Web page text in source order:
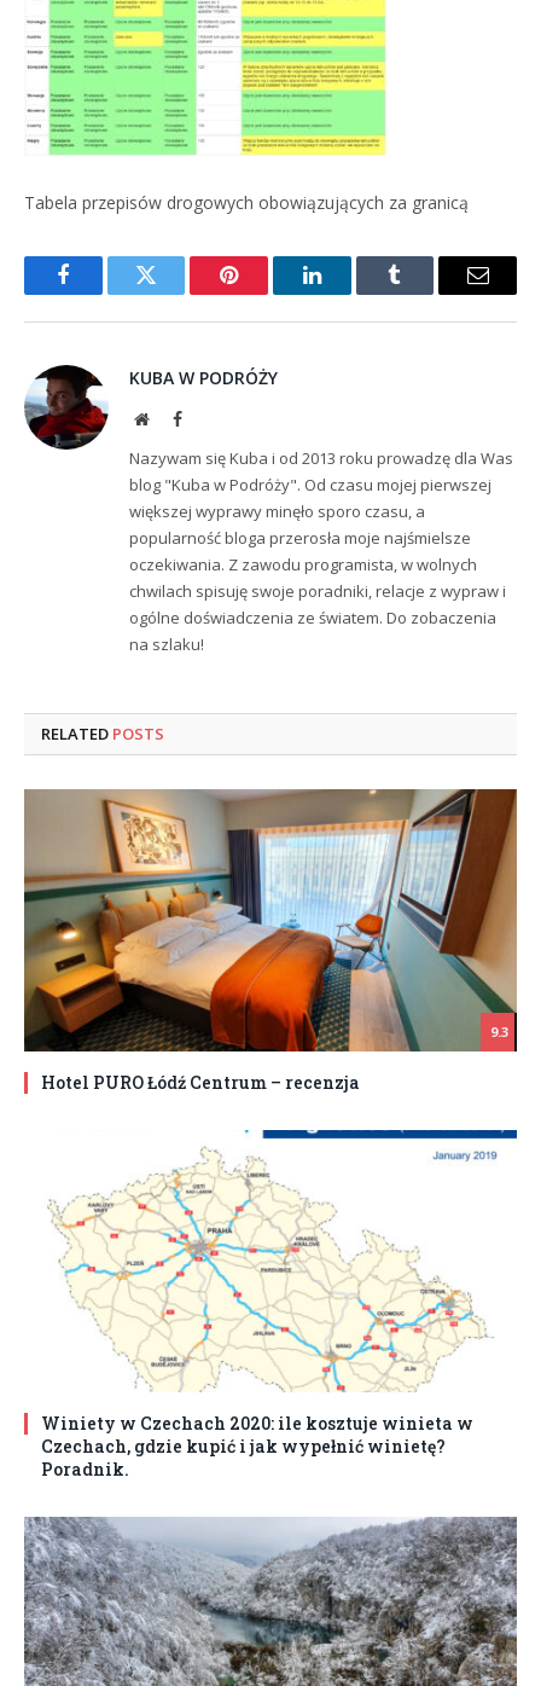
Tabela przepisów drogowych obowiązujących za granicą
FacebookTwitter Pinterest LinkedInTumblr Email
KUBA W PODRÓŻY
WebsiteFacebook
Nazywam się Kuba i od 2013 roku prowadzę dla Was
blog "Kuba w Podróży". Od czasu mojej pierwszej
większej wyprawy minęło sporo czasu, a
popularność bloga przerosła moje najśmielsze
oczekiwania. Z zawodu programista, w wolnych
chwilach spisuję swoje poradniki, relacje z wypraw i
ogólne doświadczenia ze światem. Do zobaczenia
na szlaku!
RELATED POSTS
9.3
Hotel PURO Łódź Centrum – recenzja
Winiety w Czechach 2020: ile kosztuje winieta w
Czechach, gdzie kupić i jak wypełnić winietę?
Poradnik.